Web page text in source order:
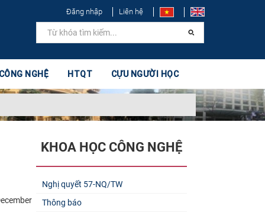
Đăng nhập Liên hệ
NGHỆ HTQT CỰU NGƯỜI HỌC
KHOA HỌC CÔNG NGHỆ
Nghị quyết 57-NQ/TW
Thông báo